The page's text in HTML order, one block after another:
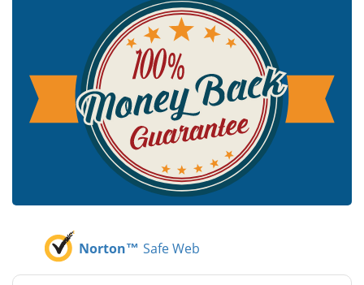
Norton™ Safe Web